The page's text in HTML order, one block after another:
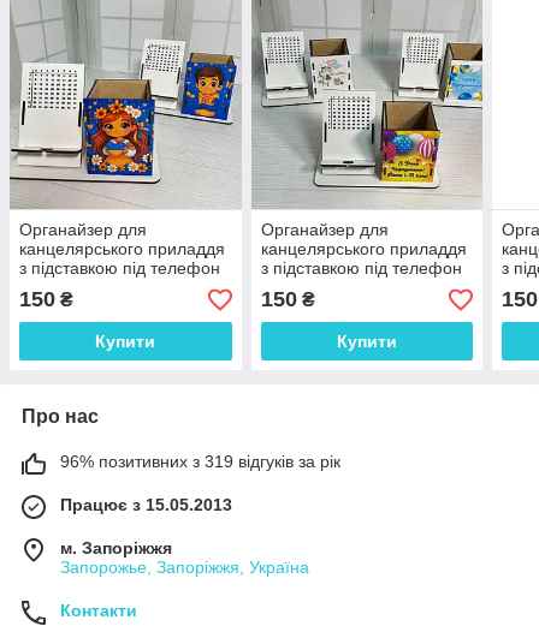
Органайзер для
канцелярського приладдя
з підставкою під телефон
"Дитячий" 18.5*9 см
150 ₴
Купити
Органайзер для
канцелярського приладдя
з підставкою під телефон
"З Днем Народження"
18.5*9 см
150₴
Купити
з
150
Про нас
96% позитивних з 319 відгуків за рік
Працює з 15.05.2013
м. Запоріжжя
Запорожье, Запоріжжя, Україна
Контакти